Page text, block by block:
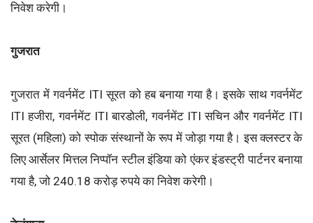
निवेश करेगी।
गुजरात
गुजरात में गवर्नमेंट ITI सूरत को हब बनाया गया है। इसके साथ गवर्नमेंट
ITI हजीरा, गवर्नमेंट ITI बारडोली, गवर्नमेंट ITI सचिन और गवर्नमेंट ITI
सूरत (महिला) को स्पोक संस्थानों के रूप में जोड़ा गया है। इस क्लस्टर के
लिए आर्सेलर मित्तल निप्पॉन स्टील इंडिया को एंकर इंडस्ट्री पार्टनर बनाया
गया है, जो 240.18 करोड़ रुपये का निवेश करेगी।